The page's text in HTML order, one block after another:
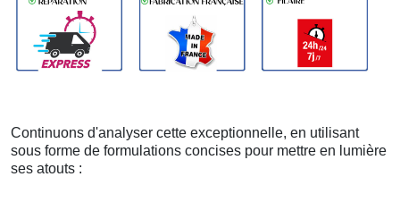
Continuons d'analyser cette exceptionnelle, en utilisant
sous forme de formulations concises pour mettre en lumière
ses atouts :